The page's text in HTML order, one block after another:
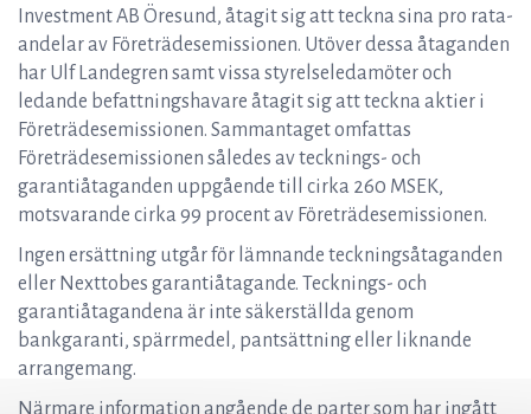
Investment AB Öresund, åtagit sig att teckna sina pro rata-
andelar av Företrädesemissionen. Utöver dessa åtaganden
har Ulf Landegren samt vissa styrelseledamöter och
ledande befattningshavare åtagit sig att teckna aktier i
Företrädesemissionen. Sammantaget omfattas
Företrädesemissionen således av tecknings- och
garantiåtaganden uppgående till cirka 260 MSEK,
motsvarande cirka 99 procent av Företrädesemissionen.
Ingen ersättning utgår för lämnande teckningsåtaganden
eller Nexttobes garantiåtagande. Tecknings- och
garantiåtagandena är inte säkerställda genom
bankgaranti, spärrmedel, pantsättning eller liknande
arrangemang.
Närmare information angående de parter som har ingått